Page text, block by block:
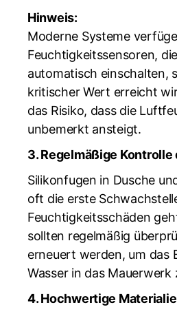
Hinweis:
Moderne Systeme
Feuchtigkeitssensoren,
automatisch einschalten,
kritischer Wert erreicht
das Risiko, dass die
unbemerkt ansteigt.
3. Regelmäßige
Silikonfugen in Dusche
oft die erste
Feuchtigkeitsschäden
sollten regelmäßig
erneuert werden, um das
Wasser in das Mauerwerk
4. Hochwertige